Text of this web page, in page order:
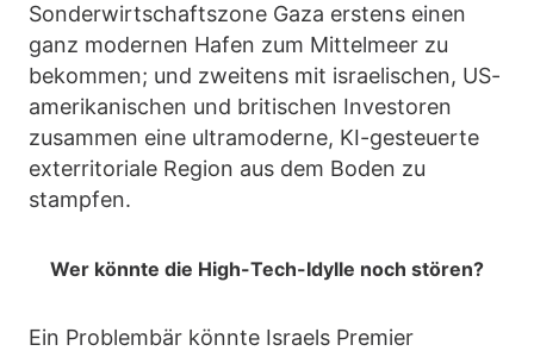
Sonderwirtschaftszone Gaza erstens einen
ganz modernen Hafen zum Mittelmeer zu
bekommen; und zweitens mit israelischen, US-
amerikanischen und britischen Investoren
zusammen eine ultramoderne, KI-gesteuerte
exterritoriale Region aus dem Boden zu
stampfen.
Wer könnte die High-Tech-Idylle noch stören?
Ein Problembär könnte Israels Premier